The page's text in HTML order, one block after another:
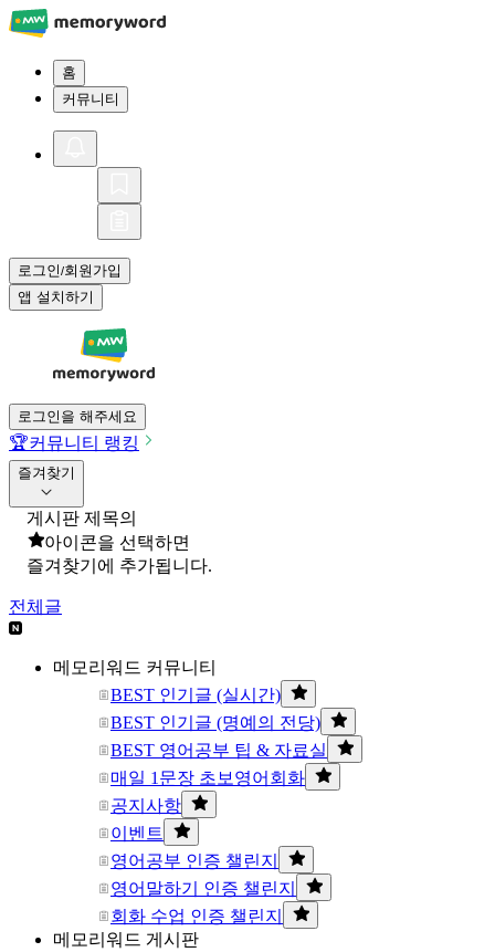
홈
커뮤니티
로그인/회원가입
앱 설치하기
로그인을 해주세요
🏆커뮤니티 랭킹
즐겨찾기
게시판 제목의
아이콘을 선택하면
즐겨찾기에 추가됩니다.
전체글
메모리워드 커뮤니티
BEST 인기글 (실시간)
BEST 인기글 (명예의 전당)
BEST 영어공부 팁 & 자료실
매일 1문장 초보영어회화
공지사항
이벤트
영어공부 인증 챌린지
영어말하기 인증 챌린지
회화 수업 인증 챌린지
메모리워드 게시판